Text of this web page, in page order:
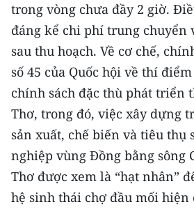
Media Văn hóa
Media Xã hội
Media Pháp luật
Media Du lịch
Media Thế giới
Media Thể thao
Media Giáo dục
trong vòng chưa đầy 2 giờ.
đáng kể chi phí trung chuyển
sau thu hoạch. Về cơ chế,
số 45 của Quốc hội về thí
chính sách đặc thù phát triển
Thơ, trong đó, việc xây dựng
sản xuất, chế biến và tiêu thụ
nghiệp vùng Đồng bằng sông
Thơ được xem là “hạt nhân”
hệ sinh thái chợ đầu mối hiện